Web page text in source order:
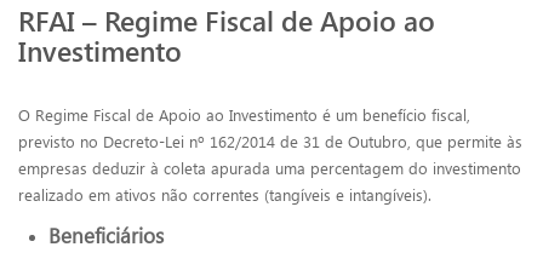
RFAI – Regime Fiscal de Apoio ao
Investimento
O Regime Fiscal de Apoio ao Investimento é um benefício fiscal,
previsto no Decreto-Lei nº 162/2014 de 31 de Outubro, que permite às
empresas deduzir à coleta apurada uma percentagem do investimento
realizado em ativos não correntes (tangíveis e intangíveis).
Beneficiários